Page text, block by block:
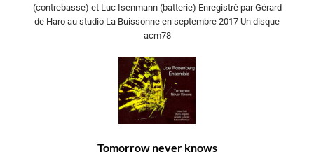
(contrebasse) et Luc Isenmann (batterie) Enregistré par Gérard
de Haro au studio La Buissonne en septembre 2017 Un disque
acm78
Tomorrow never knows